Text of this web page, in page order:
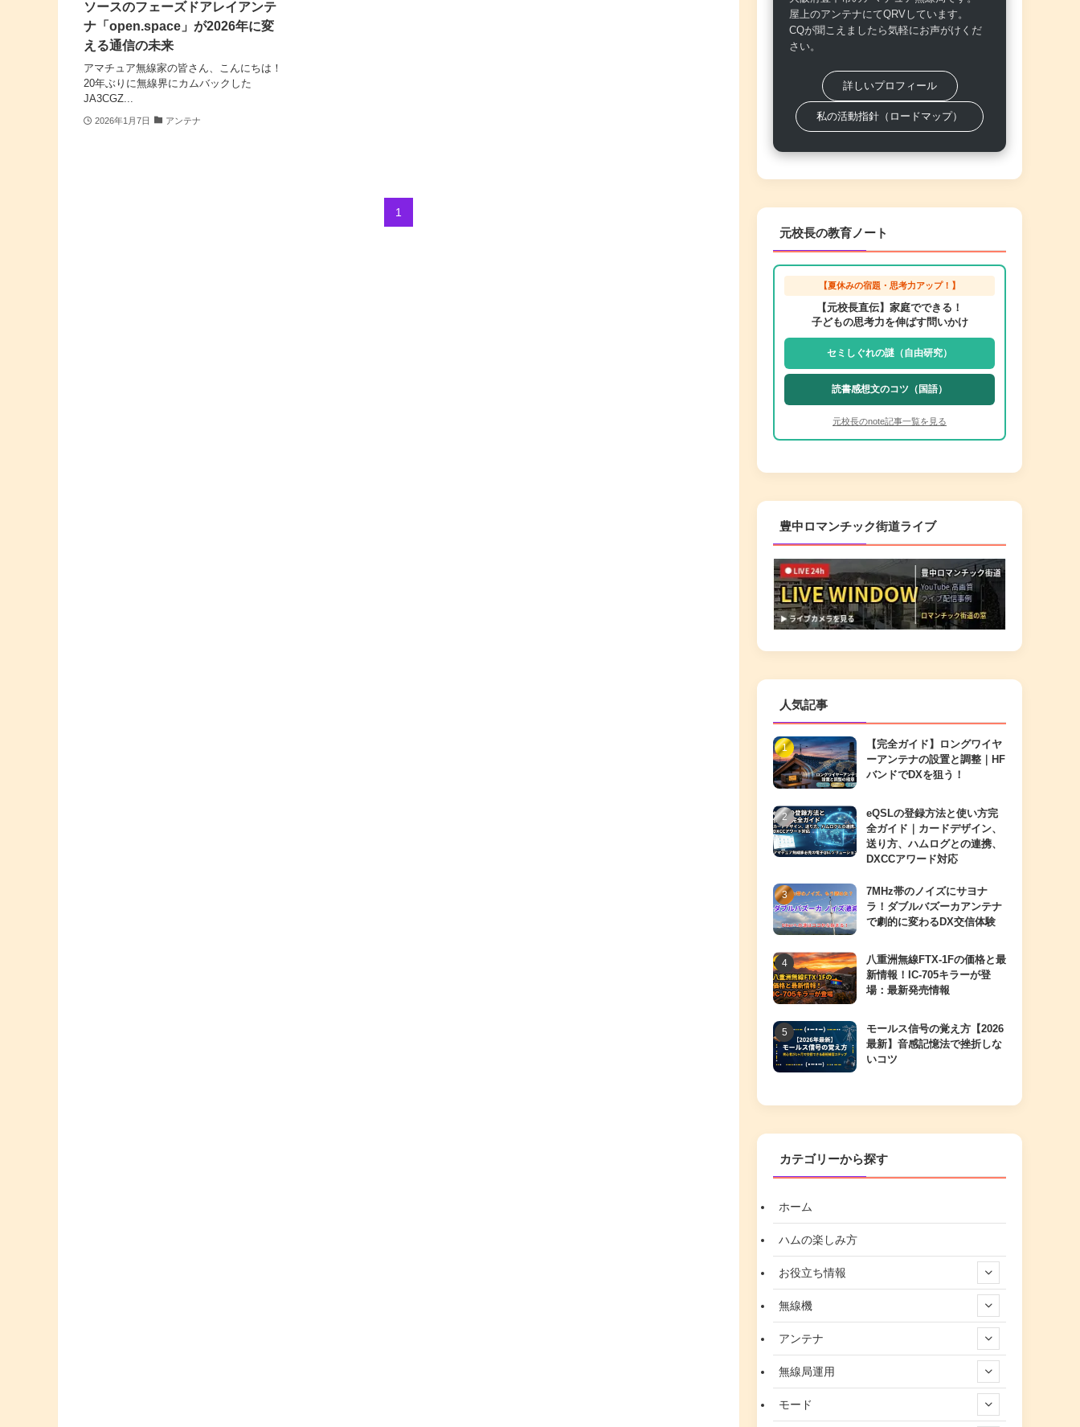
ソースのフェーズドアレイアンテ
ナ「open.space」が2026年に変
える通信の未来
アマチュア無線家の皆さん、こんにちは！
20年ぶりに無線界にカムバックした
JA3CGZ...
2026年1月7日 アンテナ
1
屋上のアンテナにてQRVしています。
CQが聞こえましたら気軽にお声がけくだ
さい。
詳しいプロフィール
私の活動指針（ロードマップ）
元校長の教育ノート
【夏休みの宿題・思考力アップ！】
【元校長直伝】家庭でできる！
子どもの思考力を伸ばす問いかけ
セミしぐれの謎（自由研究）
読書感想文のコツ（国語）
元校長のnote記事一覧を見る
豊中ロマンチック街道ライブ
人気記事
【完全ガイド】ロングワイヤ
ーアンテナの設置と調整｜HF
バンドでDXを狙う！
eQSLの登録方法と使い方完
全ガイド｜カードデザイン、
送り方、ハムログとの連携、
DXCCアワード対応
7MHz帯のノイズにサヨナ
ラ！ダブルバズーカアンテナ
で劇的に変わるDX交信体験
八重洲無線FTX-1Fの価格と最
新情報！IC-705キラーが登
場：最新発売情報
モールス信号の覚え方【2026
最新】音感記憶法で挫折しな
いコツ
カテゴリーから探す
ホーム
ハムの楽しみ方
お役立ち情報
無線機
アンテナ
無線局運用
モード